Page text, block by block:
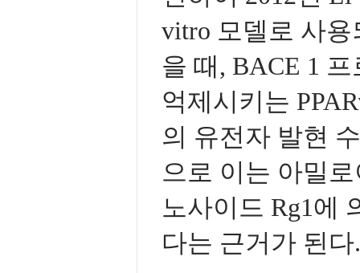
vitro 모델로 사용
을 때, BACE 1
억제시키는
의 유전자 발현
으로 이는 아밀
노사이드 Rg1에
다는 근거가 된다.